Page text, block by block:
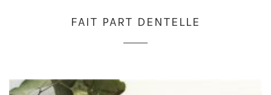
FAIT PART DENTELLE